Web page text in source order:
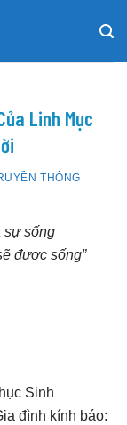
Linh Mục
THÔNG
sự sống
được sống”
Sinh
đình kính báo: